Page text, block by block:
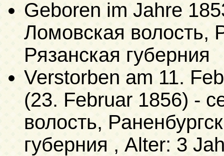
Geboren im Jahre
Ломовская волость,
Рязанская губерния
Verstorben am 11.
(23. Februar 1856) -
волость,
губерния , Alter: 3